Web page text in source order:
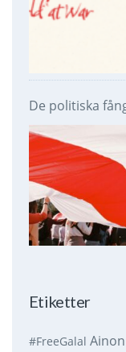
De politiska
Etiketter
#FreeGalal